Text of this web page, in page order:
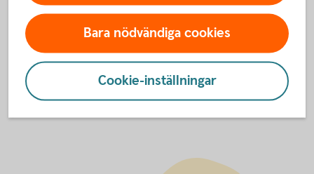
e-post: johanna.zelazny@swedbank.se
Bara nödvändiga cookies
Cookie-inställningar